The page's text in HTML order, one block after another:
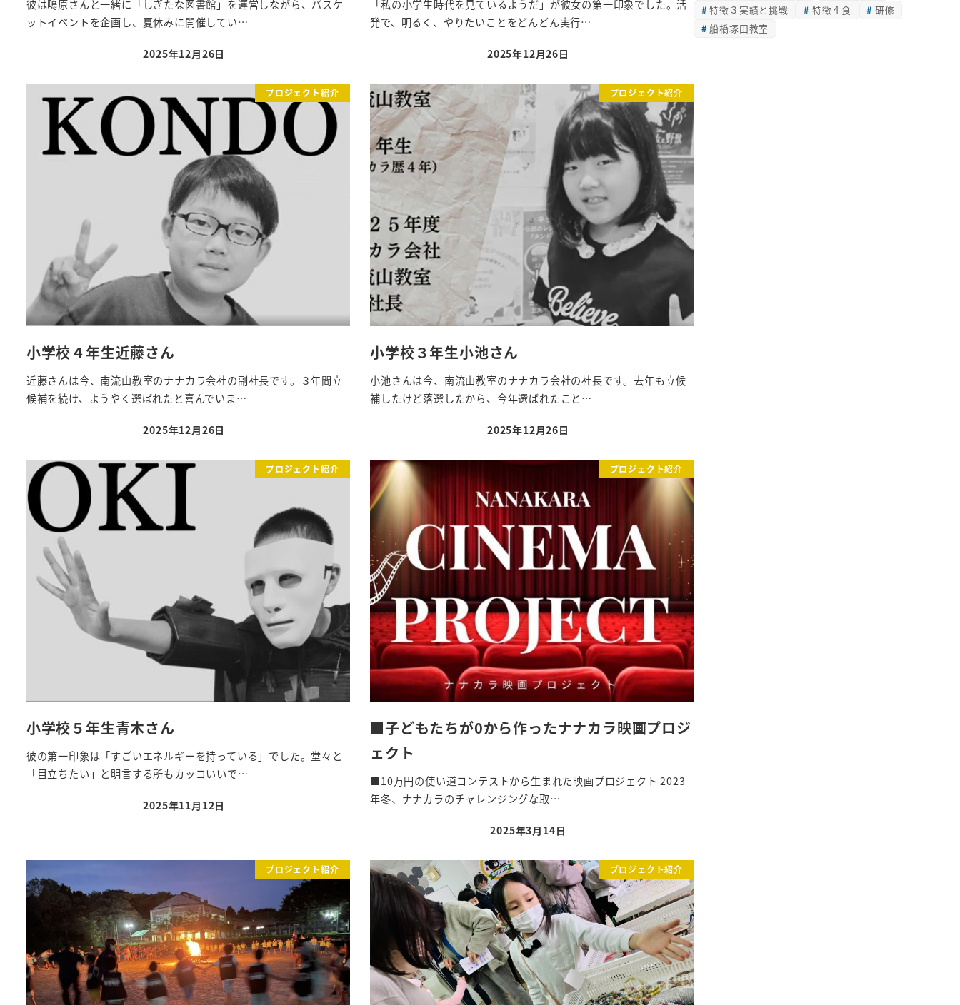
彼は鴫原さんと一緒に「しぎたな図書館」を運営しながら、バスケ
ットイベントを企画し、夏休みに開催してい…
投稿日
2025年12月26日
「私の小学生時代を見ているようだ」が彼女の第一印象でした。活
発で、明るく、やりたいことをどんどん実行…
投稿日
2025年12月26日
プロジェクト紹介
小学校４年生近藤さん
近藤さんは今、南流山教室のナナカラ会社の副社長です。３年間立
候補を続け、ようやく選ばれたと喜んでいま…
投稿日
2025年12月26日
プロジェクト紹介
小学校３年生小池さん
小池さんは今、南流山教室のナナカラ会社の社長です。去年も立候
補したけど落選したから、今年選ばれたこと…
投稿日
2025年12月26日
プロジェクト紹介
小学校５年生青木さん
彼の第一印象は「すごいエネルギーを持っている」でした。堂々と
「目立ちたい」と明言する所もカッコいいで…
投稿日
2025年11月12日
プロジェクト紹介
■子どもたちが0から作ったナナカラ映画プロジ
ェクト
■10万円の使い道コンテストから生まれた映画プロジェクト 2023
年冬、ナナカラのチャレンジングな取…
投稿日
2025年3月14日
プロジェクト紹介 プロジェクト紹介
特徴３実績と挑戦
特徴４食
研修
船橋塚田教室